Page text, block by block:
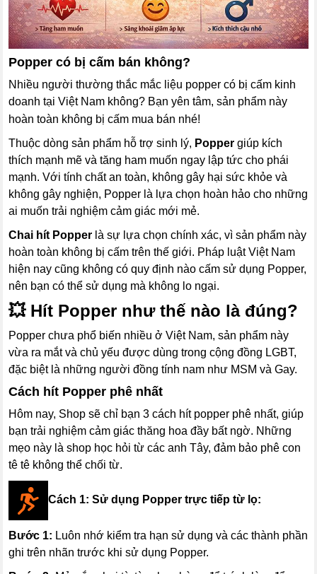
Popper có bị cấm bán không?
Nhiều người thường thắc mắc liệu popper có bị cấm kinh
doanh tại Việt Nam không? Bạn yên tâm, sản phẩm này
hoàn toàn không bị cấm mua bán nhé!
Thuộc dòng sản phẩm hỗ trợ sinh lý, Popper giúp kích
thích mạnh mẽ và tăng ham muốn ngay lập tức cho phái
mạnh. Với tính chất an toàn, không gây hại sức khỏe và
không gây nghiện, Popper là lựa chọn hoàn hảo cho những
ai muốn trải nghiệm cảm giác mới mẻ.
Chai hít Popper là sự lựa chọn chính xác, vì sản phẩm này
hoàn toàn không bị cấm trên thế giới. Pháp luật Việt Nam
hiện nay cũng không có quy định nào cấm sử dụng Popper,
nên bạn có thể sử dụng mà không lo ngại.
💥 Hít Popper như thế nào là đúng?
Popper chưa phổ biến nhiều ở Việt Nam, sản phẩm này
vừa ra mắt và chủ yếu được dùng trong cộng đồng LGBT,
đặc biệt là những người đồng tính nam như MSM và Gay.
Cách hít Popper phê nhất
Hôm nay, Shop sẽ chỉ bạn 3 cách hít popper phê nhất, giúp
bạn trải nghiệm cảm giác thăng hoa đầy bất ngờ. Những
mẹo này là shop học hỏi từ các anh Tây, đảm bảo phê con
tê tê không thể chối từ.
Cách 1: Sử dụng Popper trực tiếp từ lọ:
Bước 1: Luôn nhớ kiểm tra hạn sử dụng và các thành phần
ghi trên nhãn trước khi sử dụng Popper.